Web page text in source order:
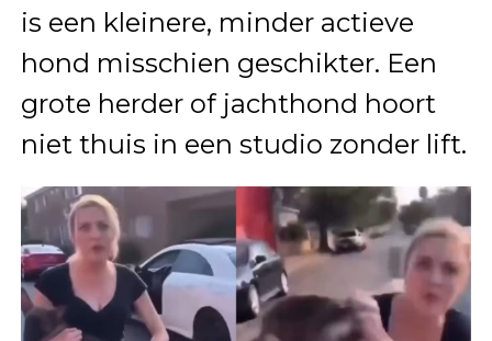
is een kleinere, minder actieve
hond misschien geschikter. Een
grote herder of jachthond hoort
niet thuis in een studio zonder lift.